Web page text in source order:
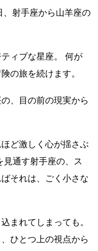
射手座から山羊座の
ィブな星座。 何が
の旅を続けます。
、目の前の現実から
ど激しく心が揺さぶ
見通す射手座の、ス
それは、ごく小さな
まれてしまっても。
ひとつ上の視点から